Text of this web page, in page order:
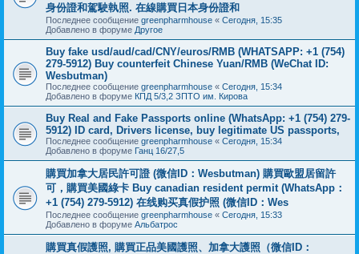
身份證和駕駛執照. 在線購買日本身份證和
Последнее сообщение greenpharmhouse « Сегодня, 15:35
Добавлено в форуме Другое
Buy fake usd/aud/cad/CNY/euros/RMB (WHATSAPP: +1 (754)
279-5912) Buy counterfeit Chinese Yuan/RMB (WeChat ID:
Wesbutman)
Последнее сообщение greenpharmhouse « Сегодня, 15:34
Добавлено в форуме КПД 5/3,2 ЗПТО им. Кирова
Buy Real and Fake Passports online (WhatsApp: +1 (754) 279-
5912) ID card, Drivers license, buy legitimate US passports,
Последнее сообщение greenpharmhouse « Сегодня, 15:34
Добавлено в форуме Ганц 16/27,5
購買加拿大居民許可證 (微信ID：Wesbutman) 購買歐盟居留許
可，購買美國綠卡 Buy canadian resident permit (WhatsApp：
+1 (754) 279-5912) 在线购买真假护照 (微信ID：Wes
Последнее сообщение greenpharmhouse « Сегодня, 15:33
Добавлено в форуме Альбатрос
購買真假護照, 購買正品美國護照、加拿大護照（微信ID：